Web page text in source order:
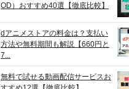
OD）おすすめ40選【徹底比較】
dアニメストアの料金は？支払い
方法や無料期間も解説【660円と
7...
無料で試せる動画配信サービスお